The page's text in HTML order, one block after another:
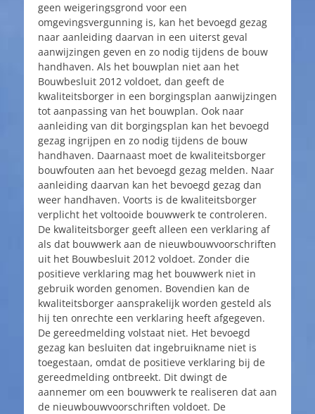
geen weigeringsgrond voor een
omgevingsvergunning is, kan het bevoegd gezag
naar aanleiding daarvan in een uiterst geval
aanwijzingen geven en zo nodig tijdens de bouw
handhaven. Als het bouwplan niet aan het
Bouwbesluit 2012 voldoet, dan geeft de
kwaliteitsborger in een borgingsplan aanwijzingen
tot aanpassing van het bouwplan. Ook naar
aanleiding van dit borgingsplan kan het bevoegd
gezag ingrijpen en zo nodig tijdens de bouw
handhaven. Daarnaast moet de kwaliteitsborger
bouwfouten aan het bevoegd gezag melden. Naar
aanleiding daarvan kan het bevoegd gezag dan
weer handhaven. Voorts is de kwaliteitsborger
verplicht het voltooide bouwwerk te controleren.
De kwaliteitsborger geeft alleen een verklaring af
als dat bouwwerk aan de nieuwbouwvoorschriften
uit het Bouwbesluit 2012 voldoet. Zonder die
positieve verklaring mag het bouwwerk niet in
gebruik worden genomen. Bovendien kan de
kwaliteitsborger aansprakelijk worden gesteld als
hij ten onrechte een verklaring heeft afgegeven.
De gereedmelding volstaat niet. Het bevoegd
gezag kan besluiten dat ingebruikname niet is
toegestaan, omdat de positieve verklaring bij de
gereedmelding ontbreekt. Dit dwingt de
aannemer om een bouwwerk te realiseren dat aan
de nieuwbouwvoorschriften voldoet. De